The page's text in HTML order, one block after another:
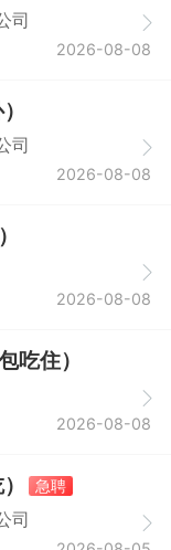
司
2026-08-08
司
2026-08-08
2026-08-08
吃住）
2026-08-08
急聘
司